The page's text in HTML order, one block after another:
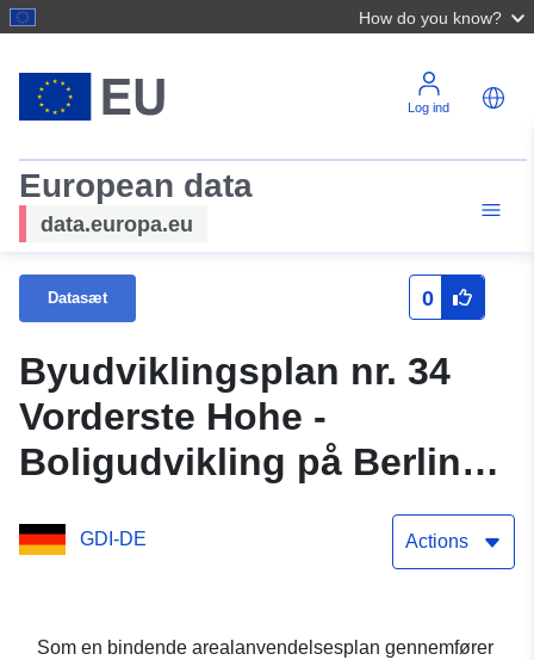
How do you know?
Log ind
European data
data.europa.eu
Datasæt 0
Byudviklingsplan nr. 34
Vorderste Hohe -
Boligudvikling på Berliner
Weg - Ludwigsfelde OT
Siethen (WFS)
GDI-DE Actions
Som en bindende arealanvendelsesplan gennemfører